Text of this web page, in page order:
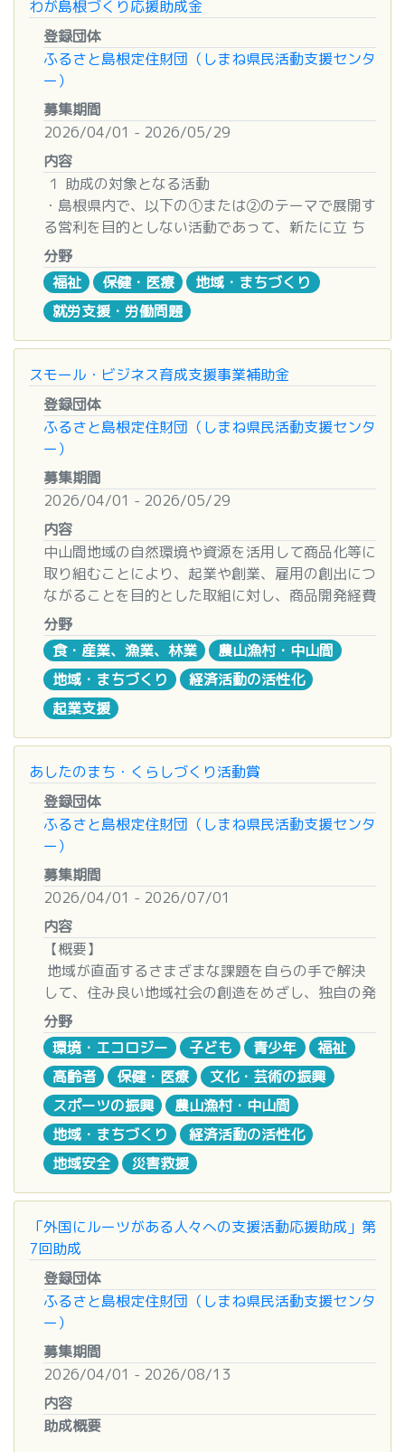
ください。（ホチキスの使用は不可）
※ご送付いただいた書類などの返却はできませ
ん。
4 受付期間
2026年7月1日～2026年8月15日（消印）
5 注意事項
申請は1団体（法人）、1件（1種別、1事業所
分）に限ります。
申請書受領後、電話または訪問等により別途
書類の提出依頼や問い合わせをする場合がありま
す。
採否に係わる書類に不備があっても連絡いた
しません。「提出書類チェックシート」をご確認
のうえご送付ください。
他団体へ同一の事業を併願申請している場合
で、当財団・併願先ともに採択された場合はどち
らかをご辞退いただきます。（併願は可）
申請内容における虚偽の申告や申請団体によ
る不正の事実が判明した場合、助成決定を取消
し、助成金を返還していただきます。
6 申請書類の送付先
〒103−0022 東京都中央区日本橋室町3丁目2番1
号 日本橋室町三井タワー15階
公益財団法人 洲崎福祉財団 事務局宛
その他
個人情報の取り扱いについて
助成金の申請時に提供していただいた個人情
報は、選考手続に際し選考委員会等へ提供する
他、
応募者へ確認事項や選考結果の連絡に利用しま
助成が決定した場合は、当財団の助成先の公
表等に利用します。
また、助成事業に関する事務手続、アンケートの
実施、その他各種お知らせに利用します。
上記以外の目的で個人情報を利用することは
ありません。
また、法令等の定める場合を除き、事前に本人の
同意を得ることなく、個人情報を第三者に提供す
ることはありません。
5.
補助額・補助率
補助率：対象経費の1/2以内（小規模事業者
は2/3以内）
補助上限額
補助下限額：40万円
（事前着手は令和８年４月10日以降）
補助対象経費：補助対象設備等の導入に要す
る経費（導入する設備等の稼働等に不可欠な経費
とする）
6.
公募締切・申請方法
公募締切：令和８年５月29日（金）17時必着
申請方法：メール・郵送・持参のいずれか
提出先：島根県商工労働部産業振興課
7.
提出書類
島根県公式ホームページ
8.
審査方法
審査基準：エネルギーコストの経営への影響
度
エネルギーコスト削減効果（新増設
は投資効果）
その他（取引の確保・継続等の面か
らの緊急性、パートナーシップ構築宣言の登録な
ど）
加点措置：パートナーシップ構築宣言登録企
業、県内事業者への発注
9.
事前着手制度
交付決定前に事業に着手（購入契約の締結等）を行
令和8年4月10日以降の経費が対象。
利用には事前相談が必要である等の条件があ
るため、詳細を島根県ホームページでご確認くだ
さい。
事前着手は補助金の交付決定を担保するもの
ではありません。
10.
島根県商工労働部産業振興課
島根県松江市殿町１番地（県庁本庁舎２階）
電話： 0852-22-6647（8:30～12:00、13:00～
17:00 ※土日祝除く）
メール：mono-ene@pref.shimane.lg.jp
（2）対象事業
次の項目のいずれかに該当する島根県の経済・文化
の振興に資する事業で審査会が助成を認めた事業。
先駆的な取り組みにより、他のモデルとなるもの
前例にとらわれず、旧来の取り組みをより効果的
に進化しようとするもの
助成を行うことで、地域の活性化に資するもの
（3）助成金の額
一団体等あたりの助成金の額は、上限額を50万円
（事業費の1／2以内）とし、予算の範囲内で決定
する。ただし、助成金額に関し審査会が特に認めた
場合はこの限りでない。
（4）助成事業期間・回数
助成事業の実施期間は、原則として単年度とする。
ただし、助成回数に関し審査会が特に認めた場合は
毎年度の申請、審査、決定を経て、継続助成するこ
■申込期間・方法
申し込みの受付期間
| 区分 | 事業の開始時期 | 申し込み受付期間 | 助成
決定時期
| 2026年度後期 | 2026年10月1日～2026年3月31
日 | 2026年8月31日まで | 2026年9月末
申し込み方法
所定の申込書に必要な添付書類を付けて島根経済文
化振興会事務局へ郵送又は持参する。
申込書は、島根経済文化振興会のホームページか
らダウンロードして使用する。
申し込みに必要な書類一覧
申込書（助成金交付申請書）
申請団体概要（団体の会則、会員名簿、ＨＰ
アドレスほか）
その他の添付書類（必要に応じて）
【事前にご覧ください】
寄付金交付事業 助成金募集要項（PDF：
60KB）
【申請に必要な資料】
助成金交付申請書（Word：52KB）
【助成事業実施後に利用する書類】
寄付金交付事業実施報告書（Word：52KB）
助成金請求書（Word：50KB）
お問合せ先
一般財団法人島根経済文化振興会
TEL:0852-23-1034 FAX：0852-22-9219
わが島根づくり応援助成金
登録団体
ふるさと島根定住財団（しまね県民活動支援センタ
ー）
募集期間
2026/04/01 - 2026/05/29
内容
１ 助成の対象となる活動
・島根県内で、以下の①または②のテーマで展開す
る営利を目的としない活動であって、新たに立 ち
上げる又は拡充する活動。
①地域での生活を維持するための有償サービス活
動 （買い物支援、生活支援、移動支援等）
②日常生活や社会生活における孤独・孤立等の課
題を抱えた方を地域で支援する活動 （ひきこもり
※政治活動又は宗教活動と考えられる活動は、対
象としない。
※他の機関・団体等から補助金又は助成金を交付
されている活動は、対象としない。
２ 活動の期間
・原則、令和８年８月１日～令和１０年３月３１日
の２か年とする。
ただし、令和８年８月１日～令和９年３月３１日
までの１か年の活動も可とする。
３ 助成金の金額
・対象経費総額の１０分の９以内とし、２７０万円
を限度とする。
・単年度あたりの助成額は１８０万円を限度とす
る。
４ 助成団体数
・３団体まで
・活動費
・施設整備費
６ 申請の流れ
（１） 活動を行う所在地の市町村社協へ相談 企画
書等（参考：様式第１号の２）を作成し、相談くだ
さい。
（２）所定の申請書を作成し、提出 申請団体が以
下①～③の書類を作成し、当該市町村社協へ提出く
ださい。
①「様式第 1 号 助成金交付申請書」 ②「様式第 1
号の２（または３） 活動計画書」 ③「様式第 1 号
の４ 活動予算書」
・市町村社協の窓口へ令和８年５月２９日（金）
必着
８ 審査会
審査会では、申請団体及び市町村社協によるプレゼ
ンテーションによる審査を行っていただきま す。
開催時期：令和８年７月中旬 詳細は受付期間終了
後、お知らせします。
審査会終了後、令和８年７月下旬までに申請団体
へ通知を行います。
１０ お問い合わせ先
社会福祉法人 島根県社会福祉協議会 地域福祉部地
域福祉係 担当 松村
電話：0852-32-5997 FAX：0852-32-5982
MAIL：chiiki@fukushi-shimane.or.jp
分野
福祉
保健・医療
地域・まちづくり
就労支援・労働問題
スモール・ビジネス育成支援事業補助金
登録団体
ふるさと島根定住財団（しまね県民活動支援センタ
ー）
募集期間
2026/04/01 - 2026/05/29
内容
中山間地域の自然環境や資源を活用して商品化等に
取り組むことにより、起業や創業、雇用の創出につ
ながることを目的とした取組に対し、商品開発経費
や商品化に必要な設備導入などに係る経費を助成し
ます。
■補助対象者
県内の中山間地域（島根県中山間地域活性化基本
条例第２条に定める地域）に主たる事業所がある法
人、団体又は住所がある個人
■補助対象事業
以下のいずれも満たす取組が対象です。
中山間地域の自然環境や資源を活用して商品化等
に取り組むことにより、雇用の創出等につながるこ
とを目的とした取組であること。
地域経済の振興に資する出口対策（外貨獲得、交
流人口拡大、地産地消促進等）に創意工夫をこら
し、補助事業終了後も継続、発展が見込まれる取組
であること。
市町村が支援する取組であること【市町村補助型
■補助対象経費
新商品（サービス）の開発費、販路開拓等に必要
な経費、商品化に必要な設備導入費など
■補助額
１事業あたり事業費の２/３以内を補助
■補助期間
交付決定日より令和９年３月３１日まで
■募集期間
令和８年４月１日（水）～令和８年５月２９日
（金）17:00
■問い合わせ先
島根県地域振興部中山間地域・離島振興課スモー
ル・ビジネス推進係
分野
食・産業、漁業、林業
農山漁村・中山間
地域・まちづくり
経済活動の活性化
起業支援
あしたのまち・くらしづくり活動賞
登録団体
ふるさと島根定住財団（しまね県民活動支援センタ
ー）
募集期間
2026/04/01 - 2026/07/01
内容
【概要】
地域が直面するさまざまな課題を自らの手で解決
して、住み良い地域社会の創造をめざし、独自の発
想により全国各地で活動に取り組んでいる地域活動
団体等の活動の経験や知恵などのストーリーをレポ
ートとしてぜひお寄せください。
【募集対象】
・地域住民が自主的に結成し運営している地域活
動団体、または、地域活動団体と積極的に連携して
地域づくりに取り組む企業、商店街、学校等。
・活動に2年以上取り組み、大きな成果をあげて活
・活動範囲については、市区町村地域程度まで。
【表彰・賞状等の贈呈(予定)】
内閣総理大臣賞 1件(賞状、副賞20万円)
内閣官房長官賞 1件(賞状、副賞10万円)
総務大臣賞 1件(賞状、副賞10万円)
主催者賞 5件(賞状、副賞5万円)
振興奨励賞 20件(賞状)
【応募締切】
分野
環境・エコロジー
子ども 青少年
福祉
高齢者
保健・医療
文化・芸術の振興
スポーツの振興
農山漁村・中山間
地域・まちづくり
経済活動の活性化
地域安全
災害救援
「外国にルーツがある人々への支援活動応援助成」第
7回助成
登録団体
ふるさと島根定住財団（しまね県民活動支援センタ
ー）
募集期間
2026/04/01 - 2026/08/13
内容
助成概要